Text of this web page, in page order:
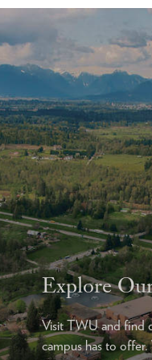
Explore
Visit TWU and find
campus has to